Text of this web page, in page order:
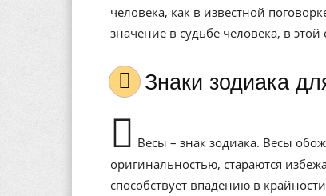
человека, как в известной
значение в судьбе человека, в
Знаки зодиака
Весы – знак зодиака. Весы
оригинальностью, стараются
способствует впадению в